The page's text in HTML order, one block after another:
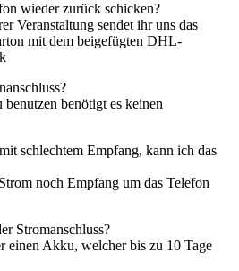
wiederzurück schicken?
Veranstaltung sendet ihr uns das
mit dem beigefügten DHL-
benutzen benötigt es keinen
mit schlechtem Empfang, kann ich das
Strom noch Empfang um das Telefon
Stromanschluss?
einen Akku, welcher bis zu 10 Tage